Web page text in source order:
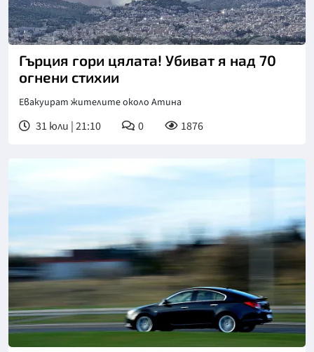
Гърция гори цялата! Убиват я над 70
огнени стихии
Евакуират жителите около Атина
31 юли | 21:10 0 1876